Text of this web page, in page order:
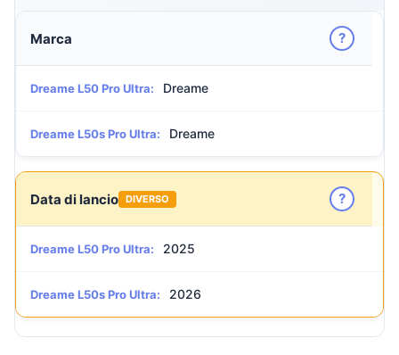
Marca ?
Dreame L50 Pro Ultra: Dreame
Dreame L50s Pro Ultra: Dreame
Data di lancio DIVERSO ?
Dreame L50 Pro Ultra: 2025
Dreame L50s Pro Ultra: 2026